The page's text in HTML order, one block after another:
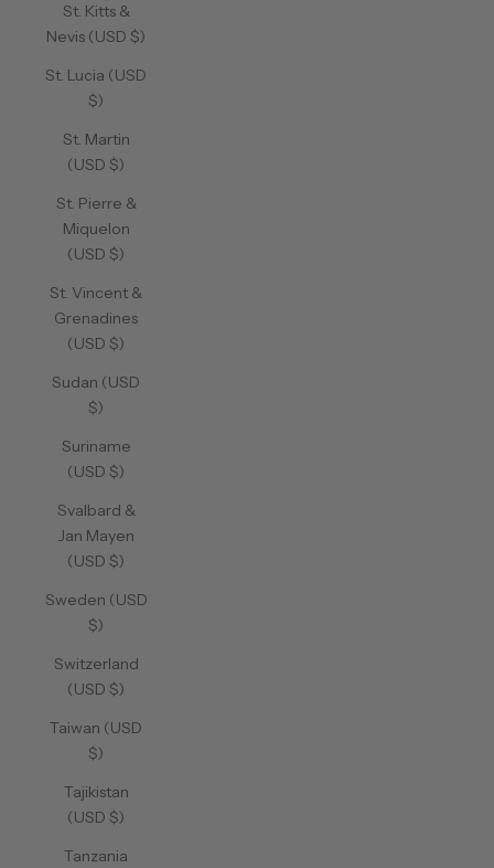
St. Kitts &
Nevis (USD $)
St. Lucia (USD
$)
St. Martin
(USD $)
St. Pierre &
Miquelon
(USD $)
St. Vincent &
Grenadines
(USD $)
Sudan (USD
$)
Suriname
(USD $)
Svalbard &
Jan Mayen
(USD $)
Sweden (USD
$)
Switzerland
(USD $)
Taiwan (USD
$)
Tajikistan
(USD $)
Tanzania